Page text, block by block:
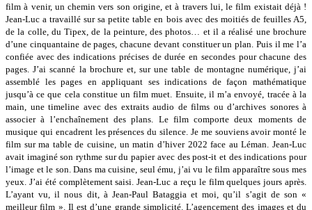
film à venir, un chemin vers son origine, et à travers lui, le film existait déjà !
Jean-Luc a travaillé sur sa petite table en bois avec des moitiés de feuilles A5,
de la colle, du Tipex, de la peinture, des photos… et il a réalisé une brochure
d’une cinquantaine de pages, chacune devant constituer un plan. Puis il me l’a
confiée avec des indications précises de durée en secondes pour chacune des
pages. J’ai scanné la brochure et, sur une table de montagne numérique, j’ai
assemblé les pages en appliquant ses indications de façon mathématique
jusqu’à ce que cela constitue un film muet. Ensuite, il m’a envoyé, tracée à la
main, une timeline avec des extraits audio de films ou d’archives sonores à
associer à l’enchaînement des plans. Le film comporte deux moments de
musique qui encadrent les présences du silence. Je me souviens avoir monté le
film sur ma table de cuisine, un matin d’hiver 2022 face au Léman. Jean-Luc
avait imaginé son rythme sur du papier avec des post-it et des indications pour
l’image et le son. Dans ma cuisine, seul ému, j’ai vu le film apparaître sous mes
yeux. J’ai été complètement saisi. Jean-Luc a reçu le film quelques jours après.
L’ayant vu, il nous dit, à Jean-Paul Bataggia et moi, qu’il s’agit de son «
meilleur film ». Il est d’une grande simplicité. L’agencement des images et du